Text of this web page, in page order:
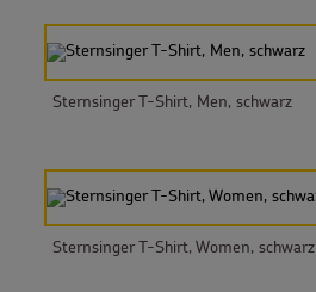
Sternsinger T-Shirt, Men, schwarz
Sternsinger T-Shirt, Women, schwarz